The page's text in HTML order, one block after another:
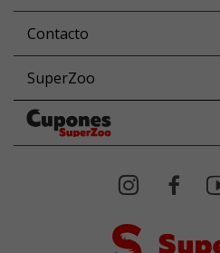
Contacto
SuperZoo